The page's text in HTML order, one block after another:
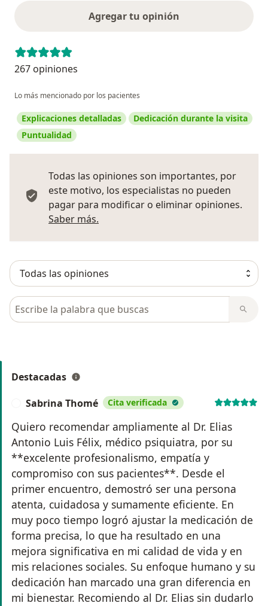
Agregar tu opinión
267 opiniones
Lo más mencionado por los pacientes
Explicaciones detalladas
Dedicación durante la visita
Puntualidad
Todas las opiniones son importantes, por
este motivo, los especialistas no pueden
pagar para modificar o eliminar opiniones.
Saber más.
Busca en opiniones
Destacadas
Sabrina Thomé Cita verificada
Quiero recomendar ampliamente al Dr. Elias
Antonio Luis Félix, médico psiquiatra, por su
**excelente profesionalismo, empatía y
compromiso con sus pacientes**. Desde el
primer encuentro, demostró ser una persona
atenta, cuidadosa y sumamente eficiente. En
muy poco tiempo logró ajustar la medicación de
forma precisa, lo que ha resultado en una
mejora significativa en mi calidad de vida y en
mis relaciones sociales. Su enfoque humano y su
dedicación han marcado una gran diferencia en
mi bienestar. Recomiendo al Dr. Elias sin dudarlo